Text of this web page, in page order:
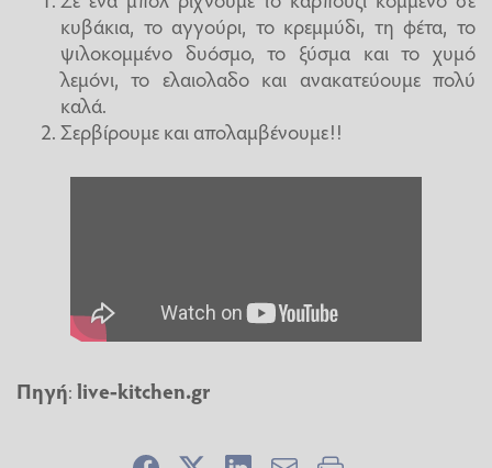
κυβάκια, το αγγούρι, το κρεμμύδι, τη φέτα, το
ψιλοκομμένο δυόσμο, το ξύσμα και το χυμό
λεμόνι, το ελαιολαδο και ανακατεύουμε πολύ
καλά.
Σερβίρουμε και απολαμβένουμε!!
Πηγή:live-kitchen.gr